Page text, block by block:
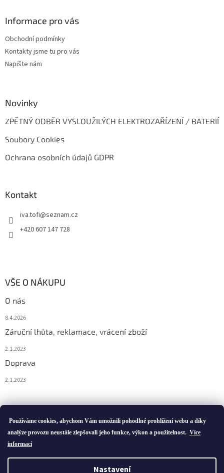
Používáme cookies, abychom Vám umožnili pohodlné prohlížení webu a díky
analýze provozu neustále zlepšovali jeho funkce, výkon a použitelnost. Více
informací
Nastavení
Informace pro vás
Obchodní podmínky
Kontakty jsme tu pro vás
Napište nám
Novinky
ZPĚTNÝ ODBĚR VYSLOUŽILÝCH ELEKTROZAŘÍZENÍ / BATERIÍ
Soubory Cookies
Ochrana osobních údajů GDPR
Kontakt
iva.tofi@seznam.cz
+420 607 147 728
VŠE O NÁKUPU
O nás
8.4.2026
Záruční lhůta, reklamace, vrácení zboží
2.1.2023
Doprava
2.1.2023
Vytvořil Shoptet